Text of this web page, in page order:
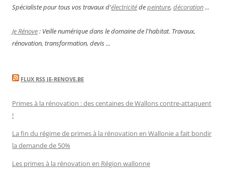
Spécialiste pour tous vos travaux d'électricitédepeinture, décoration...
Je Rénove: Veille numérique dans le domaine de l'habitat. Travaux,
rénovation, transformation, devis ...
FLUX RSS JE-RENOVE.BE
Primes à la rénovation : des centaines de Wallons contre-attaquent
!
La fin du régime de primes à la rénovation en Wallonie a fait bondir
la demande de 50%
Les primes à la rénovation en Région wallonne